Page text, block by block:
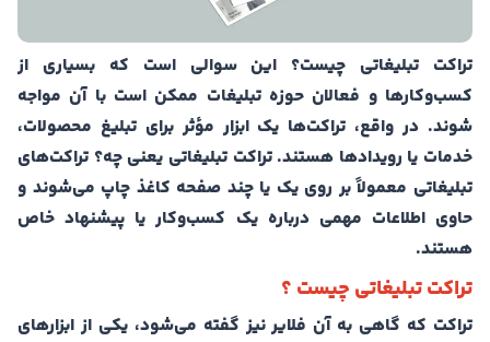
تراکت تبلیغاتی چیست؟ این سوالی است که بسیاری از
کسب‌وکارها و فعالان حوزه تبلیغات ممکن است با آن مواجه
شوند. در واقع، تراکت‌ها یک ابزار مؤثر برای تبلیغ محصولات،
خدمات یا رویدادها هستند. تراکت تبلیغاتی یعنی چه؟ تراکت‌های
تبلیغاتی معمولاً بر روی یک یا چند صفحه کاغذ چاپ می‌شوند و
حاوی اطلاعات مهمی درباره یک کسب‌وکار یا پیشنهاد خاص
هستند.
تراکت تبلیغاتی چیست ؟
تراکت که گاهی به آن فلایر نیز گفته می‌شود، یکی از ابزارهای